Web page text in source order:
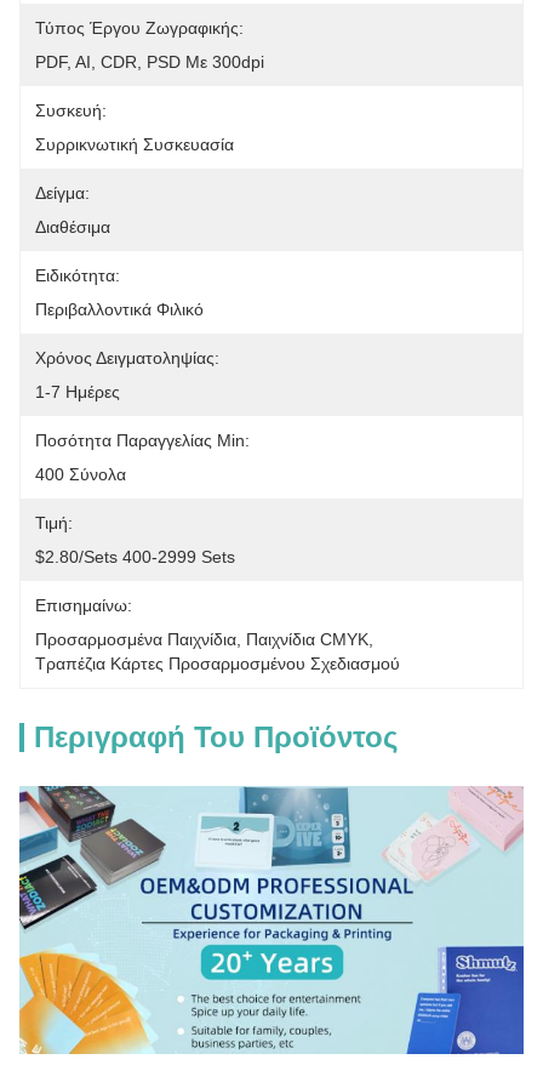
Τύπος Έργου Ζωγραφικής:
PDF, AI, CDR, PSD Με 300dpi
Συσκευή:
Συρρικνωτική Συσκευασία
Δείγμα:
Διαθέσιμα
Ειδικότητα:
Περιβαλλοντικά Φιλικό
Χρόνος Δειγματοληψίας:
1-7 Ημέρες
Ποσότητα Παραγγελίας Min:
400 Σύνολα
Τιμή:
$2.80/sets 400-2999 Sets
Επισημαίνω:
Προσαρμοσμένα Παιχνίδια Παιχνίδια CMYK
Τραπέζια Κάρτες Προσαρμοσμένου Σχεδιασμού
Περιγραφή Του Προϊόντος